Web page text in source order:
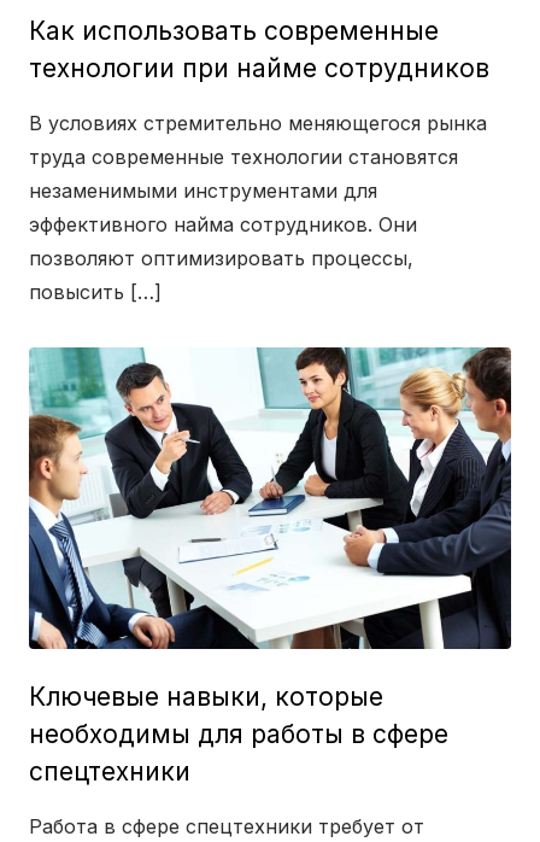
Как использовать современные
технологии при найме сотрудников
В условиях стремительно меняющегося рынка
труда современные технологии становятся
незаменимыми инструментами для
эффективного найма сотрудников. Они
позволяют оптимизировать процессы,
повысить […]
Ключевые навыки, которые
необходимы для работы в сфере
спецтехники
Работа в сфере спецтехники требует от